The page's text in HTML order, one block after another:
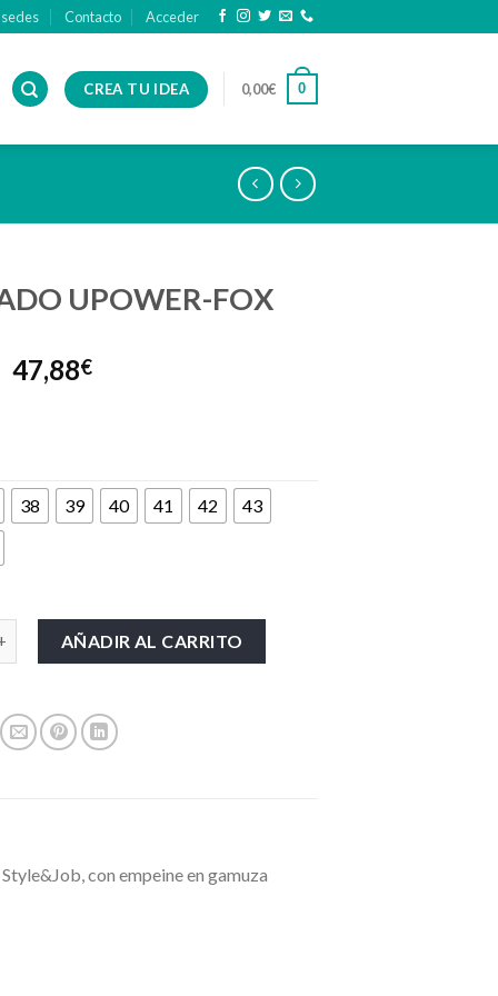
Contacto Acceder
CREA TU IDEA 0,00€ 0
UPOWER-FOX
47,88€
38 39 40 41 42
43
FOX cantidad
AÑADIR AL CARRITO
con empeine en gamuza